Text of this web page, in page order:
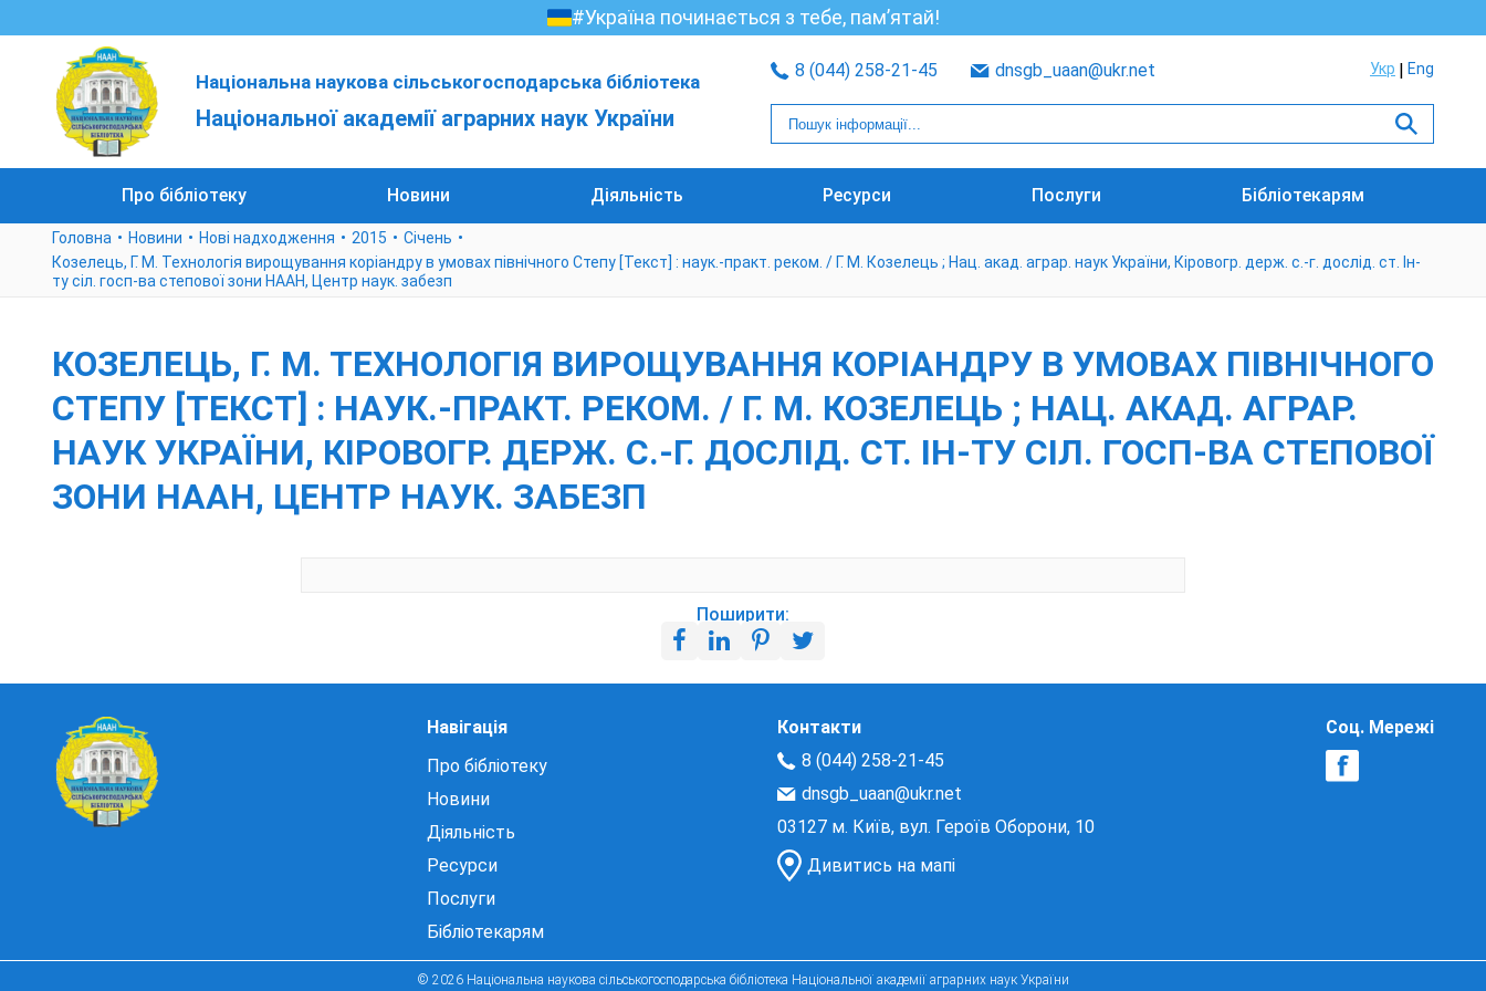
#Україна починається з тебе, пам’ятай!
Національна наукова сільськогосподарська бібліотека
Національної академії аграрних наук України
8 (044) 258-21-45 dnsgb_uaan@ukr.net Укр Eng
Про бібліотеку Новини Діяльність Ресурси Послуги Бібліотекарям
Головна Новини Нові надходження 2015
Cічень
Козелець, Г. М. Технологія вирощування коріандру в умовах північного Степу [Текст] : наук.-практ. реком. / Г. М. Козелець ; Нац. акад. аграр. наук України, Кіровогр. держ. с.-г. дослід. ст. Ін-
ту сіл. госп-ва степової зони НААН, Центр наук. забезп
КОЗЕЛЕЦЬ, Г. М. ТЕХНОЛОГІЯ ВИРОЩУВАННЯ КОРІАНДРУ В УМОВАХ ПІВНІЧНОГО
СТЕПУ [ТЕКСТ] : НАУК.-ПРАКТ. РЕКОМ. / Г. М. КОЗЕЛЕЦЬ ; НАЦ. АКАД. АГРАР.
НАУК УКРАЇНИ, КІРОВОГР. ДЕРЖ. С.-Г. ДОСЛІД. СТ. ІН-ТУ СІЛ. ГОСП-ВА СТЕПОВОЇ
ЗОНИ НААН, ЦЕНТР НАУК. ЗАБЕЗП
Поширити:
Навігація
Про бібліотеку
Новини
Діяльність
Ресурси
Послуги
Бібліотекарям
Контакти
8 (044) 258-21-45
dnsgb_uaan@ukr.net
03127 м. Київ, вул. Героїв Оборони, 10
Дивитись на мапі
Соц. Мережі
© 2026 Національна наукова сільськогосподарська бібліотека Національної академії аграрних наук України